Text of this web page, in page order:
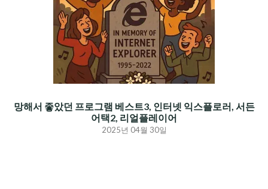
망해서 좋았던 프로그램 베스트3, 인터넷 익스플로러, 서든
어택2, 리얼플레이어
2025년 04월 30일